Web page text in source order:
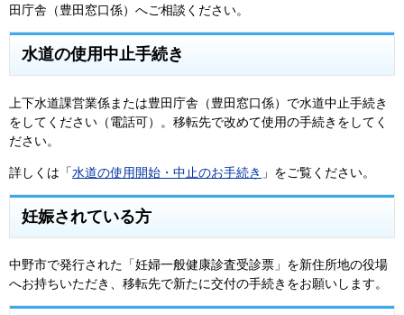
田庁舎（豊田窓口係）へご相談ください。
水道の使用中止手続き
上下水道課営業係または豊田庁舎（豊田窓口係）で水道中止手続き
をしてください（電話可）。移転先で改めて使用の手続きをしてく
ださい。
詳しくは「水道の使用開始・中止のお手続き 」をご覧ください。
妊娠されている方
中野市で発行された「妊婦一般健康診査受診票」を新住所地の役場
へお持ちいただき、移転先で新たに交付の手続きをお願いします。